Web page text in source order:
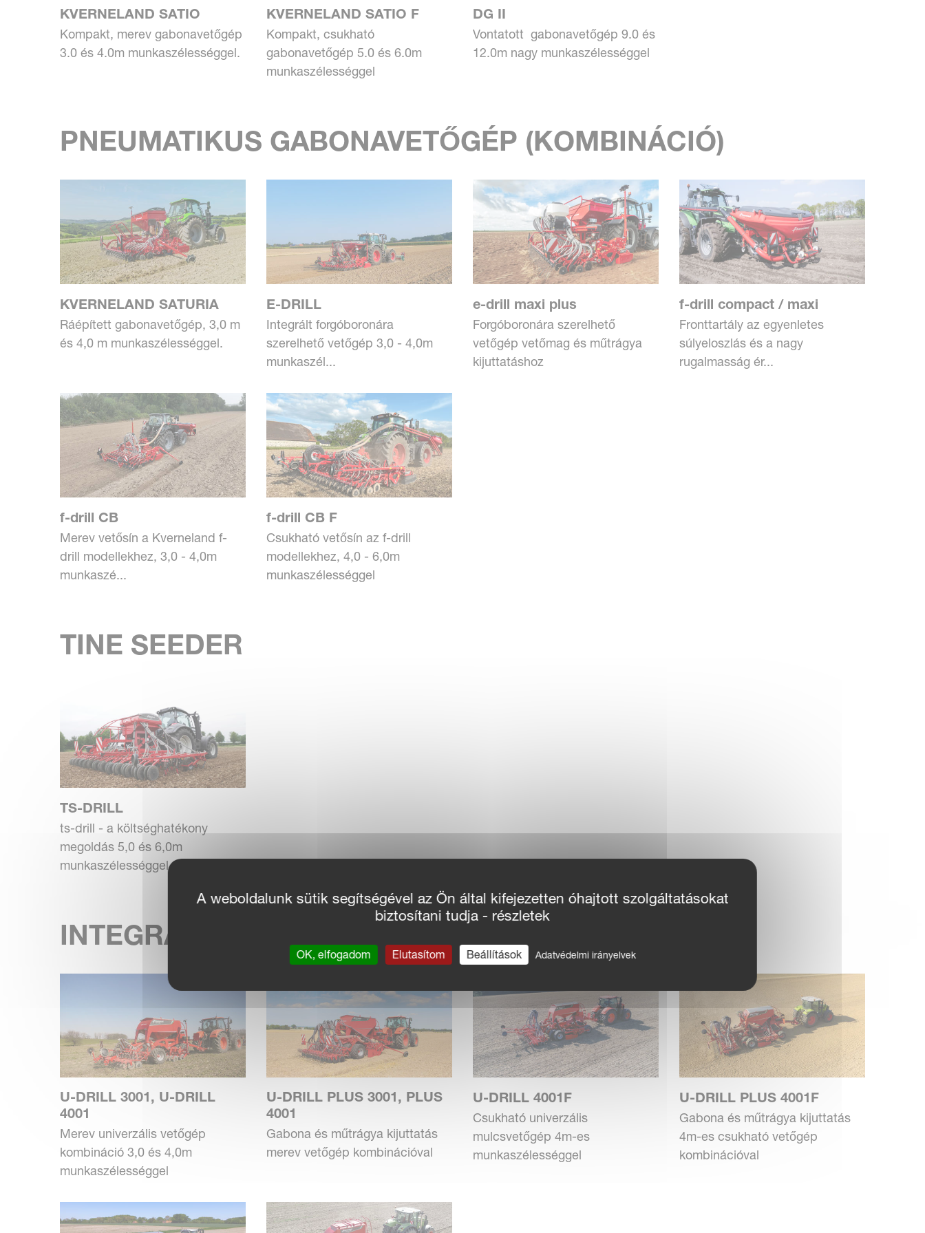
KVERNELAND SATIO
Kompakt, merev gabonavetőgép
3.0 és 4.0m munkaszélességgel.
KVERNELAND SATIO F
Kompakt, csukható
gabonavetőgép 5.0 és 6.0m
munkaszélességgel
DG II
Vontatott gabonavetőgép 9.0 és
12.0m nagy munkaszélességgel
PNEUMATIKUS GABONAVETŐGÉP (KOMBINÁCIÓ)
KVERNELAND SATURIA
Ráépített gabonavetőgép, 3,0 m
és 4,0 m munkaszélességgel.
E-DRILL
Integrált forgóboronára
szerelhető vetőgép 3,0 - 4,0m
munkaszél...
e-drill maxi plus
Forgóboronára szerelhető
vetőgép vetőmag és műtrágya
kijuttatáshoz
f-drill compact / maxi
Fronttartály az egyenletes
súlyeloszlás és a nagy
rugalmasság ér...
f-drill CB
Merev vetősín a Kverneland f-
drill modellekhez, 3,0 - 4,0m
munkaszé...
f-drill CB F
Csukható vetősín az f-drill
modellekhez, 4,0 - 6,0m
munkaszélességgel
TINE SEEDER
TS-DRILL
ts-drill - a költséghatékony
megoldás 5,0 és 6,0m
munkaszélességgel
INTEGRÁLT GABONA­VETŐGÉPEK
U-DRILL 3001, U-DRILL
4001
Merev univerzális vetőgép
kombináció 3,0 és 4,0m
munkaszélességgel
U-DRILL PLUS 3001, PLUS
4001
Gabona és műtrágya kijuttatás
merev vetőgép kombinációval
U-DRILL 4001F
Csukható univerzális
mulcsvetőgép 4m-es
munkaszélességgel
U-DRILL PLUS 4001F
Gabona és műtrágya kijuttatás
4m-es csukható vetőgép
kombinációval
A weboldalunk sütik segítségével az Ön által kifejezetten óhajtott szolgáltatásokat
biztosítani tudja - részletek
OK, elfogadom Elutasítom Beállítások Adatvédelmi irányelvek